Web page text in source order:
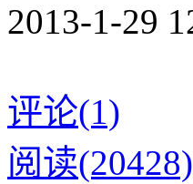
2013-1-29
评论(1)
阅读(20428)